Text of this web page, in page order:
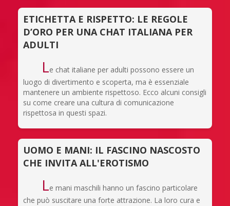
ETICHETTA E RISPETTO: LE REGOLE
D’ORO PER UNA CHAT ITALIANA PER
ADULTI
Le chat italiane per adulti possono essere un
luogo di divertimento e scoperta, ma è essenziale
mantenere un ambiente rispettoso. Ecco alcuni consigli
su come creare una cultura di comunicazione
rispettosa in questi spazi.
UOMO E MANI: IL FASCINO NASCOSTO
CHE INVITA ALL'EROTISMO
Le mani maschili hanno un fascino particolare
che può suscitare una forte attrazione. La loro cura e